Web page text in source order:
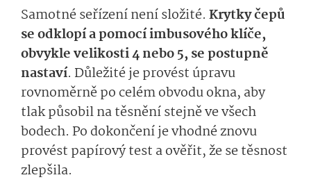
Samotné seřízení není složité. Krytky čepů
se odklopí a pomocí imbusového klíče,
obvykle velikosti 4 nebo 5, se postupně
nastaví. Důležité je provést úpravu
rovnoměrně po celém obvodu okna, aby
tlak působil na těsnění stejně ve všech
bodech. Po dokončení je vhodné znovu
provést papírový test a ověřit, že se těsnost
zlepšila.